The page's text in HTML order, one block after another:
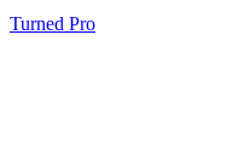
Turned Pro